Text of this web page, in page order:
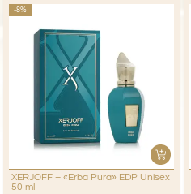
-8%
XERJOFF – «Erba Pura» EDP Unisex
50 ml